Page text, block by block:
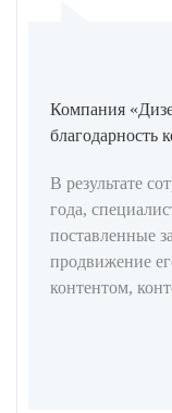
Компания
благодарность
В результате
года,
поставленные
продвижение
контентом,